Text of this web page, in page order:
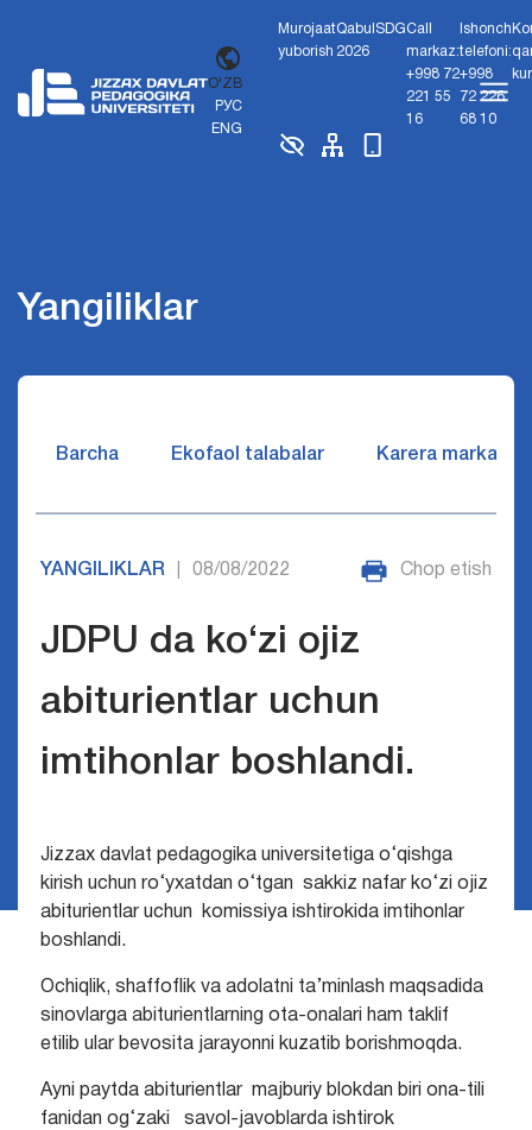
O'ZB
РУС
ENG
Murojaat
yuborish
Qabul
2026
SDGCall
markaz:
+998 72
221 55
16
Ishonch
telefoni:
+998
72 226
68 10
Yangiliklar
Barcha Ekofaol talabalar Karera markazi
YANGILIKLAR 08/08/2022 Chop etish
JDPU da ko‘zi ojiz
abiturientlar uchun
imtihonlar boshlandi.
Jizzax davlat pedagogika universitetiga o‘qishga
kirish uchun ro‘yxatdan o‘tgan sakkiz nafar ko‘zi ojiz
abiturientlar uchun komissiya ishtirokida imtihonlar
boshlandi.
Ochiqlik, shaffoflik va adolatni ta’minlash maqsadida
sinovlarga abiturientlarning ota-onalari ham taklif
etilib ular bevosita jarayonni kuzatib borishmoqda.
Ayni paytda abiturientlar majburiy blokdan biri ona-tili
fanidan og‘zaki savol-javoblarda ishtirok